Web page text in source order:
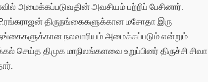
அமைக்கப்படுவதின் அவசியம் பற்றிப் பேசினார்.
திருநங்கைகளுக்கான மசோதா இரு
நலவாரியம் அமைக்கப்படும் என்றும்
திமுக மாநிலங்களவை உறுப்பினர் திருச்சி சிவா